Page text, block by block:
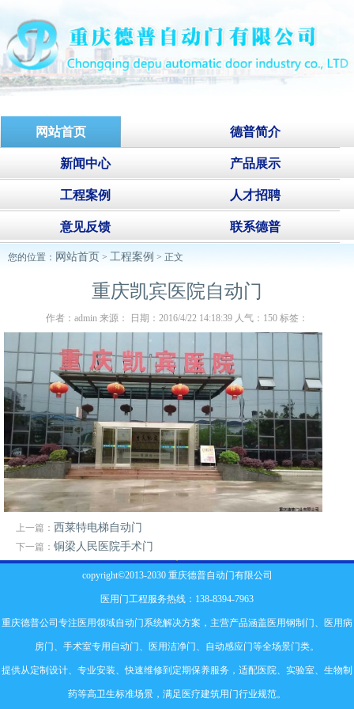
网站首页 德普简介
新闻中心 产品展示
工程案例 人才招聘
意见反馈 联系德普
您的位置： 网站首页 > 工程案例 > 正文
重庆凯宾医院自动门
作者：admin 来源： 日期：2016/4/22 14:18:39 人气： 150 标签：
上一篇： 西莱特电梯自动门
下一篇： 铜梁人民医院手术门
copyright©2013-2030 重庆德普自动门有限公司
医用门工程服务热线：138-8394-7963
重庆德普公司专注医用领域自动门系统解决方案，主营产品涵盖医用钢制门 医用病
房门 手术室专用自动门 医用洁净门 、自动感应门等全场景门类。
提供从定制设计、专业安装、快速维修到定期保养服务，适配医院、实验室、生物制
药等高卫生标准场景，满足医疗建筑用门行业规范。